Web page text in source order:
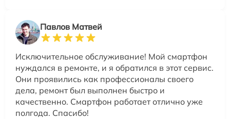
Павлов Матвей
Исключительное обслуживание! Мой смартфон
нуждался в ремонте, и я обратился в этот сервис.
Они проявились как профессионалы своего
дела, ремонт был выполнен быстро и
качественно. Смартфон работает отлично уже
полгода. Спасибо!